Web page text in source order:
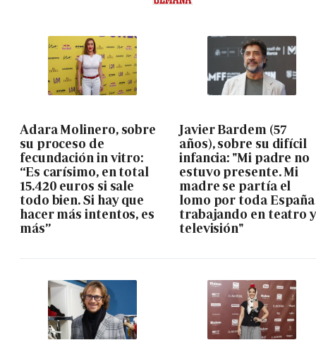
Adara Molinero, sobre
su proceso de
fecundación in vitro:
“Es carísimo, en total
15.420 euros si sale
todo bien. Si hay que
hacer más intentos, es
más”
Javier Bardem (57
años), sobre su difícil
infancia: "Mi padre no
estuvo presente. Mi
madre se partía el
lomo por toda España
trabajando en teatro
televisión"